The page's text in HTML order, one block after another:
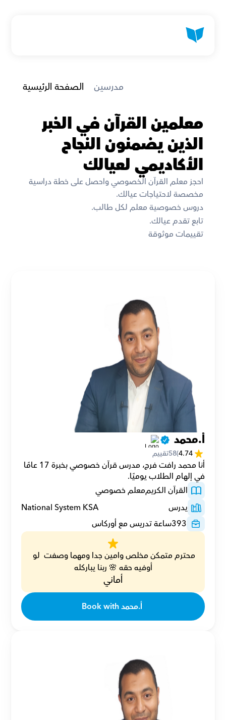
الصفحة الرئيسية مدرسين
معلمين القرآن في الخبر
الذين يضمنون النجاح
الأكاديمي لعيالك
احجز معلم القرآن الخصوصي واحصل على خطة دراسية
مخصصة لاحتياجات عيالك.
دروس خصوصية معلم لكل طالب.
تابع تقدم عيالك.
تقييمات موثوقة
أ.محمد
4.74
(
58تقييم
في إلهام الطلاب يوميًا.
القرآن الكريممعلم خصوصي
يدرس
National System KSA
393ساعة تدريس مع أوركاس
أوفيه حقه 🌸 ربنا يباركله
أماني